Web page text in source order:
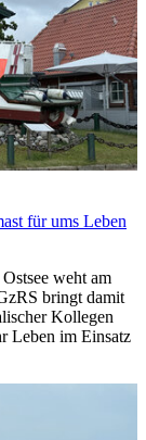
für ums Leben
weht am
bringt damit
Kollegen
Leben im Einsatz